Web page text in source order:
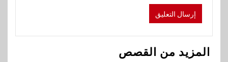
المزيد من القصص